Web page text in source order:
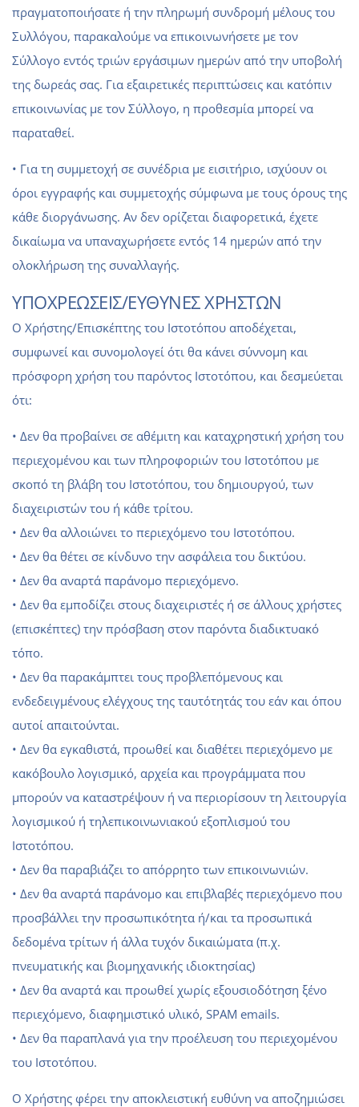
πραγματοποιήσατε ή την πληρωμή συνδρομή μέλους του
Συλλόγου, παρακαλούμε να επικοινωνήσετε με τον
Σύλλογο εντός τριών εργάσιμων ημερών από την υποβολή
της δωρεάς σας. Για εξαιρετικές περιπτώσεις και κατόπιν
επικοινωνίας με τον Σύλλογο, η προθεσμία μπορεί να
παραταθεί.
• Για τη συμμετοχή σε συνέδρια με εισιτήριο, ισχύουν οι
όροι εγγραφής και συμμετοχής σύμφωνα με τους όρους της
κάθε διοργάνωσης. Αν δεν ορίζεται διαφορετικά, έχετε
δικαίωμα να υπαναχωρήσετε εντός 14 ημερών από την
ολοκλήρωση της συναλλαγής.
ΥΠΟΧΡΕΩΣΕΙΣ/ΕΥΘΥΝΕΣ ΧΡΗΣΤΩΝ
Ο Χρήστης/Επισκέπτης του Ιστοτόπου αποδέχεται,
συμφωνεί και συνομολογεί ότι θα κάνει σύννομη και
πρόσφορη χρήση του παρόντος Ιστοτόπου, και δεσμεύεται
ότι:
• Δεν θα προβαίνει σε αθέμιτη και καταχρηστική χρήση του
περιεχομένου και των πληροφοριών του Ιστοτόπου με
σκοπό τη βλάβη του Ιστοτόπου, του δημιουργού, των
διαχειριστών του ή κάθε τρίτου.
• Δεν θα αλλοιώνει το περιεχόμενο του Ιστοτόπου.
• Δεν θα θέτει σε κίνδυνο την ασφάλεια του δικτύου.
• Δεν θα αναρτά παράνομο περιεχόμενο.
• Δεν θα εμποδίζει στους διαχειριστές ή σε άλλους χρήστες
(επισκέπτες) την πρόσβαση στον παρόντα διαδικτυακό
τόπο.
• Δεν θα παρακάμπτει τους προβλεπόμενους και
ενδεδειγμένους ελέγχους της ταυτότητάς του εάν και όπου
αυτοί απαιτούνται.
• Δεν θα εγκαθιστά, προωθεί και διαθέτει περιεχόμενο με
κακόβουλο λογισμικό, αρχεία και προγράμματα που
μπορούν να καταστρέψουν ή να περιορίσουν τη λειτουργία
λογισμικού ή τηλεπικοινωνιακού εξοπλισμού του
Ιστοτόπου.
• Δεν θα παραβιάζει το απόρρητο των επικοινωνιών.
• Δεν θα αναρτά παράνομο και επιβλαβές περιεχόμενο που
προσβάλλει την προσωπικότητα ή/και τα προσωπικά
δεδομένα τρίτων ή άλλα τυχόν δικαιώματα (π.χ.
πνευματικής και βιομηχανικής ιδιοκτησίας)
• Δεν θα αναρτά και προωθεί χωρίς εξουσιοδότηση ξένο
περιεχόμενο, διαφημιστικό υλικό, SPAM emails.
• Δεν θα παραπλανά για την προέλευση του περιεχομένου
του Ιστοτόπου.
Ο Χρήστης φέρει την αποκλειστική ευθύνη να αποζημιώσει